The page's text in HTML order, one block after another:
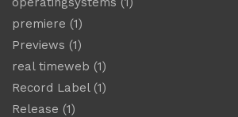
premiere (1)
Previews (1)
real timeweb (1)
Record Label(1)
Release (1)